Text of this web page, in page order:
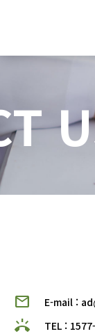
mail_outline E-mail :
ring_volume TEL :